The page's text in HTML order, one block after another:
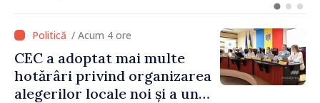
/ Acum 4 ore
CEC a adoptat mai multe
hotărâri privind organizarea
alegerilor locale noi și a unui